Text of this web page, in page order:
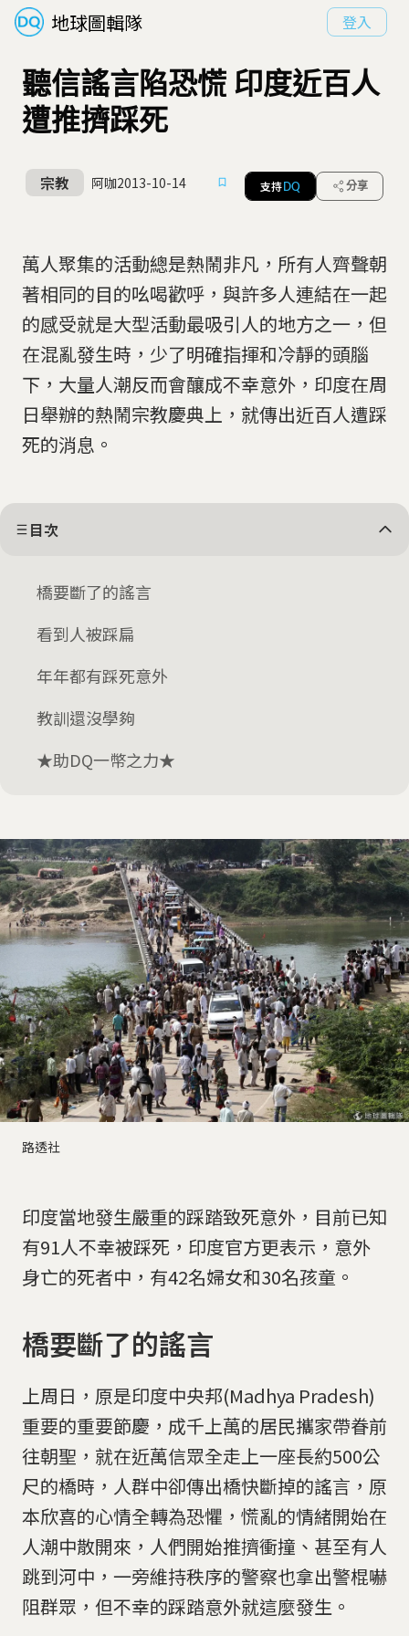
地球圖輯隊 登入
聽信謠言陷恐慌 印度近百人
遭推擠踩死
宗教 阿咖2013-10-14 支持 DQ 分享
萬人聚集的活動總是熱鬧非凡，所有人齊聲朝
著相同的目的吆喝歡呼，與許多人連結在一起
的感受就是大型活動最吸引人的地方之一，但
在混亂發生時，少了明確指揮和冷靜的頭腦
下，大量人潮反而會釀成不幸意外，印度在周
日舉辦的熱鬧宗教慶典上，就傳出近百人遭踩
死的消息。
目次
橋要斷了的謠言
看到人被踩扁
年年都有踩死意外
教訓還沒學夠
★助DQ一幣之力★
路透社
印度當地發生嚴重的踩踏致死意外，目前已知
有91人不幸被踩死，印度官方更表示，意外
身亡的死者中，有42名婦女和30名孩童。
橋要斷了的謠言
上周日，原是印度中央邦(Madhya Pradesh)
重要的重要節慶，成千上萬的居民攜家帶眷前
往朝聖，就在近萬信眾全走上一座長約500公
尺的橋時，人群中卻傳出橋快斷掉的謠言，原
本欣喜的心情全轉為恐懼，慌亂的情緒開始在
人潮中散開來，人們開始推擠衝撞、甚至有人
跳到河中，一旁維持秩序的警察也拿出警棍嚇
阻群眾，但不幸的踩踏意外就這麼發生。